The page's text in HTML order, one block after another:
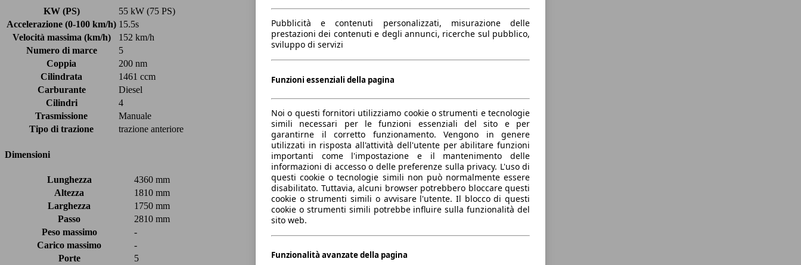
KW (PS)
55 kW (75 PS)
Accelerazione (0-100 km/h) 15.5s
Velocità massima (km/h)
152 km/h
Numero di marce
5
Coppia
200 nm
Cilindrata
1461 ccm
Carburante
Diesel
Cilindri
4
Trasmissione
Manuale
Tipo di trazione
trazione anteriore
Dimensioni
Lunghezza
4360 mm
Altezza
1810 mm
Larghezza
1750 mm
Passo
2810 mm
Peso massimo
-
Carico massimo
-
Porte
5
Pubblicità e contenuti personalizzati, misurazione delle
prestazioni dei contenuti e degli annunci, ricerche sul pubblico,
sviluppo di servizi
Funzioni essenziali della pagina
Noi o questi fornitori utilizziamo cookie o strumenti e tecnologie
simili necessari per le funzioni essenziali del sito e per
garantirne il corretto funzionamento. Vengono in genere
utilizzati in risposta all'attività dell'utente per abilitare funzioni
importanti come l'impostazione e il mantenimento delle
informazioni di accesso o delle preferenze sulla privacy. L'uso di
questi cookie o tecnologie simili non può normalmente essere
disabilitato. Tuttavia, alcuni browser potrebbero bloccare questi
cookie o strumenti simili o avvisare l'utente. Il blocco di questi
cookie o strumenti simili potrebbe influire sulla funzionalità del
sito web.
Funzionalità avanzate della pagina